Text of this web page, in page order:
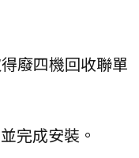
廢四機回收聯單
完成安裝。